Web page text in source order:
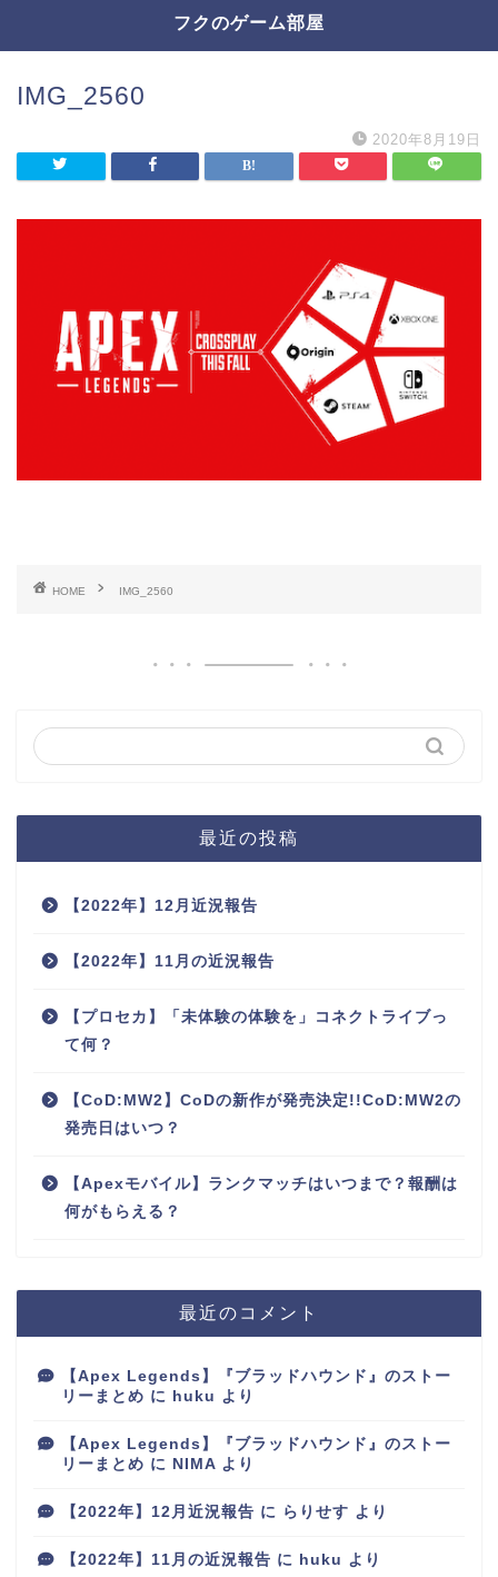
フクのゲーム部屋
IMG_2560
2020年8月19日
HOME IMG_2560
最近の投稿
【2022年】12月近況報告
【2022年】11月の近況報告
【プロセカ】「未体験の体験を」コネクトライブっ
て何？
【CoD:MW2】CoDの新作が発売決定!!CoD:MW2の
発売日はいつ？
【Apexモバイル】ランクマッチはいつまで？報酬は
何がもらえる？
最近のコメント
【Apex Legends】『ブラッドハウンド』のストー
リーまとめ に huku より
【Apex Legends】『ブラッドハウンド』のストー
リーまとめ に NIMA より
【2022年】12月近況報告 に らりせす より
【2022年】11月の近況報告 に huku より